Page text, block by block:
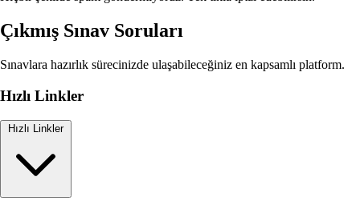
Çıkmış Sınav Soruları
Sınavlara hazırlık sürecinizde ulaşabileceğiniz en kapsamlı platform.
Hızlı Linkler
Hızlı Linkler